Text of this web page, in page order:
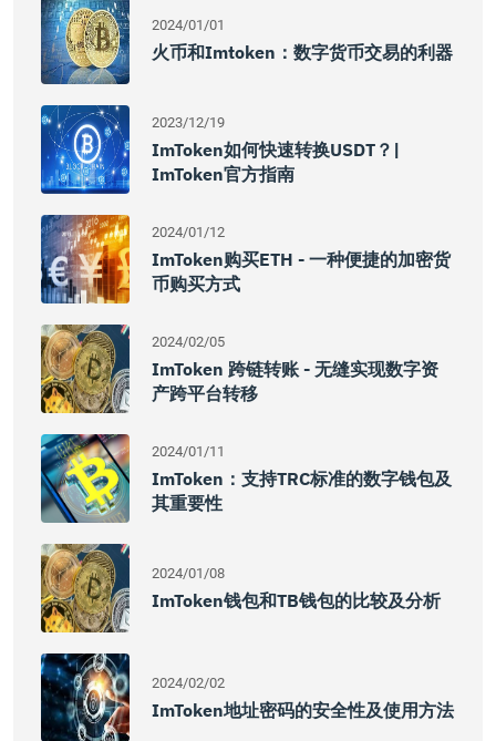
2024/01/01
火币和imtoken：数字货币交易的利器
2023/12/19
ImToken如何快速转换USDT？|
ImToken官方指南
2024/01/12
ImToken购买ETH - 一种便捷的加密货
币购买方式
2024/02/05
ImToken 跨链转账 - 无缝实现数字资
产跨平台转移
2024/01/11
ImToken：支持TRC标准的数字钱包及
其重要性
2024/01/08
ImToken钱包和TB钱包的比较及分析
2024/02/02
ImToken地址密码的安全性及使用方法